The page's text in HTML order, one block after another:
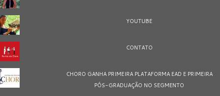
YOUTUBE
CONTATO
CHORO GANHA PRIMEIRA PLATAFORMA EAD E PRIMEIRA
PÓS-GRADUAÇÃO NO SEGMENTO